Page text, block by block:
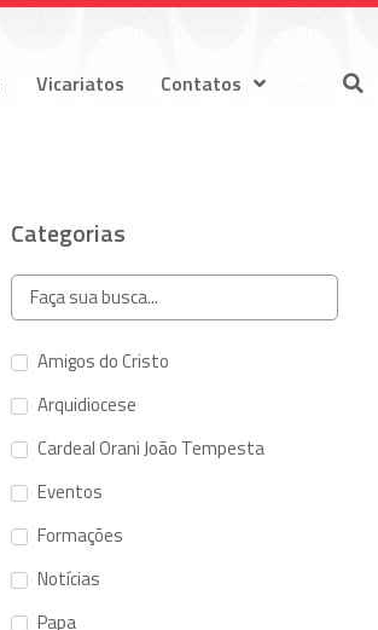
Vicariatos Contatos
Categorias
Amigos do Cristo
Arquidiocese
Cardeal Orani João Tempesta
Eventos
Formações
Notícias
Papa